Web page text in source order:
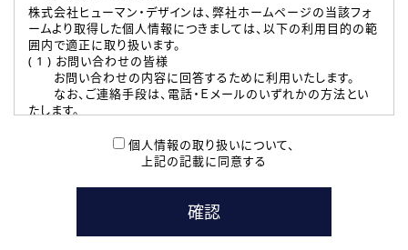
株式会社ヒューマン・デザインは、弊社ホームページの当該フォ
ームより取得した個人情報につきましては、以下の利用目的の範
囲内で適正に取り扱います。
( 1 ) お問い合わせの皆様
お問い合わせの内容に回答するために利用いたします。
なお、ご連絡手段は、電話・Ｅメールのいずれかの方法とい
たします。
本登録に関するご連絡および本登録時の参考情報として利
たします。
( 3 ) スタッフ派遣を検討されている企業の皆様
お問い合わせの内容に回答するために利用いたします。
なお、ご連絡手段は、電話・Ｅメールのいずれかの方法とい
個人情報の取り扱いについて、
上記の記載に同意する